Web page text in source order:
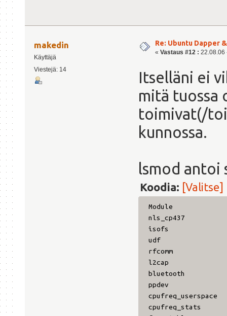
makedin
Käyttäjä
Viestejä: 14
Re: Ubuntu Dapper
« Vastaus #12 : 22.08.06
Itselläni ei
mitä tuossa
toimivat(/
kunnossa.
lsmod antoi
Koodia: [Valitse]
Module
nls_cp437
isofs
udf
rfcomm
l2cap
bluetooth
ppdev